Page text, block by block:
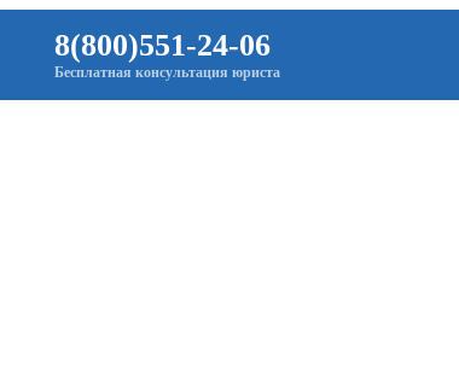
8(800)551-24-06
Бесплатная консультация юриста